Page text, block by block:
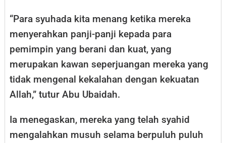
“Para syuhada kita menang ketika mereka
menyerahkan panji-panji kepada para
pemimpin yang berani dan kuat, yang
merupakan kawan seperjuangan mereka yang
tidak mengenal kekalahan dengan kekuatan
Allah,” tutur Abu Ubaidah.
Ia menegaskan, mereka yang telah syahid
mengalahkan musuh selama berpuluh puluh